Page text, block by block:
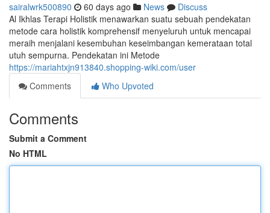
sairalwrk500890 60 days ago News
Discuss
Al Ikhlas Terapi Holistik menawarkan suatu sebuah pendekatan
metode cara holistik komprehensif menyeluruh untuk mencapai
meraih menjalani kesembuhan keseimbangan kemerataan total
utuh sempurna. Pendekatan ini Metode
https://mariahtxjn913840.shopping-wiki.com/user
Comments
Who Upvoted
Comments
Submit a Comment
No HTML